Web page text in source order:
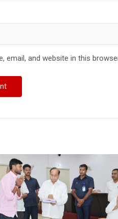
email, and website in this